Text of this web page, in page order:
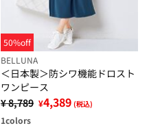
50%off
BELLUNA
＜日本製＞防シワ機能ドロスト
ワンピース
¥ 8,789 ¥4,389 (税込)
1colors